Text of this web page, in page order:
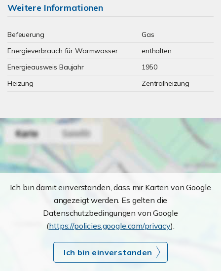
Weitere Informationen
Befeuerung
Gas
Energieverbrauch für Warmwasser
enthalten
Energieausweis Baujahr
1950
Heizung
Zentralheizung
Ich bin damit einverstanden, dass mir Karten von Google
angezeigt werden. Es gelten die
Datenschutzbedingungen von Google
(https://policies.google.com/privacy).
Ich bin einverstanden